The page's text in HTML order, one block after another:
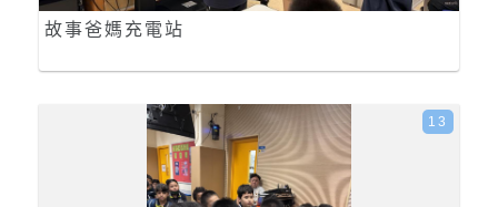
故事爸媽充電站
13